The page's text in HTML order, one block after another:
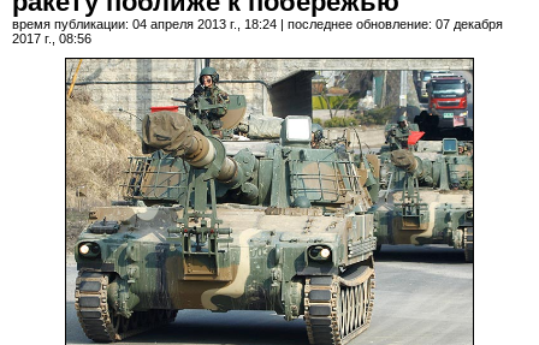
время публикации: 04 апреля 2013 г., 18:24 | последнее обновление: 07 декабря
2017 г., 08:56